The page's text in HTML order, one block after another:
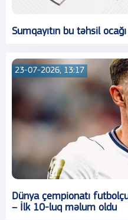
Sumqayıtın bu təhsil
23-07-2026, 13:17
Dünya çempionatı
– İlk 10-luq məlum oldu